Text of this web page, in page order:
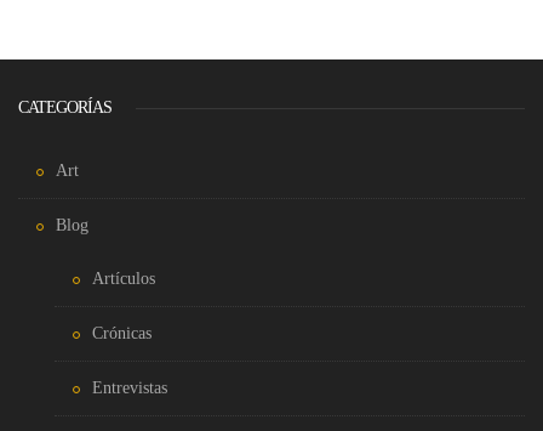
CATEGORÍAS
Art
Blog
Artículos
Crónicas
Entrevistas